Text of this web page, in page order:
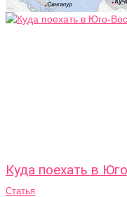
Куда поехать в
Статья